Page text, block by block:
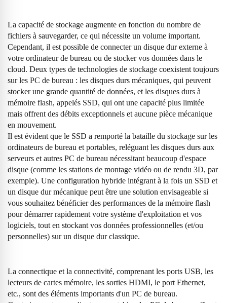
La capacité de stockage augmente en fonction du nombre de
fichiers à sauvegarder, ce qui nécessite un volume important.
Cependant, il est possible de connecter un disque dur externe à
votre ordinateur de bureau ou de stocker vos données dans le
cloud. Deux types de technologies de stockage coexistent toujours
sur les PC de bureau : les disques durs mécaniques, qui peuvent
stocker une grande quantité de données, et les disques durs à
mémoire flash, appelés SSD, qui ont une capacité plus limitée
mais offrent des débits exceptionnels et aucune pièce mécanique
en mouvement.
Il est évident que le SSD a remporté la bataille du stockage sur les
ordinateurs de bureau et portables, reléguant les disques durs aux
serveurs et autres PC de bureau nécessitant beaucoup d'espace
disque (comme les stations de montage vidéo ou de rendu 3D, par
exemple). Une configuration hybride intégrant à la fois un SSD et
un disque dur mécanique peut être une solution envisageable si
vous souhaitez bénéficier des performances de la mémoire flash
pour démarrer rapidement votre système d'exploitation et vos
logiciels, tout en stockant vos données professionnelles (et/ou
personnelles) sur un disque dur classique.
La connectique et la connectivité, comprenant les ports USB, les
lecteurs de cartes mémoire, les sorties HDMI, le port Ethernet,
etc., sont des éléments importants d'un PC de bureau.